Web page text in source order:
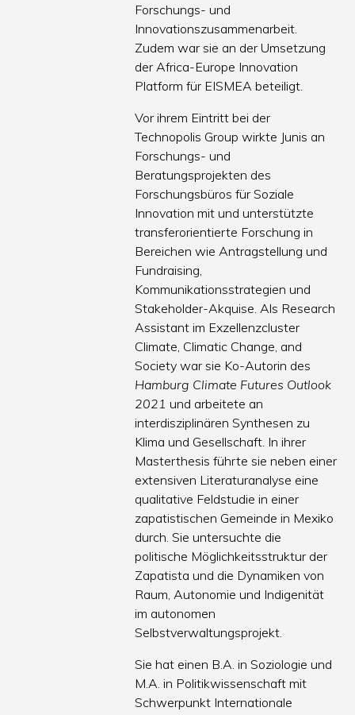
Forschungs- und
Innovationszusammenarbeit.
Zudem war sie an der Umsetzung
der Africa-Europe Innovation
Platform für EISMEA beteiligt.
Vor ihrem Eintritt bei der
Technopolis Group wirkte Junis an
Forschungs- und
Beratungsprojekten des
Forschungsbüros für Soziale
Innovation mit und unterstützte
transferorientierte Forschung in
Bereichen wie Antragstellung und
Fundraising,
Kommunikationsstrategien und
Stakeholder-Akquise. Als Research
Assistant im Exzellenzcluster
Climate, Climatic Change, and
Society war sie Ko-Autorin des
Hamburg Climate Futures Outlook
2021 und arbeitete an
interdisziplinären Synthesen zu
Klima und Gesellschaft. In ihrer
Masterthesis führte sie neben einer
extensiven Literaturanalyse eine
qualitative Feldstudie in einer
zapatistischen Gemeinde in Mexiko
durch. Sie untersuchte die
politische Möglichkeitsstruktur der
Zapatista und die Dynamiken von
Raum, Autonomie und Indigenität
im autonomen
Selbstverwaltungsprojekt.
Sie hat einen B.A. in Soziologie und
M.A. in Politikwissenschaft mit
Schwerpunkt Internationale